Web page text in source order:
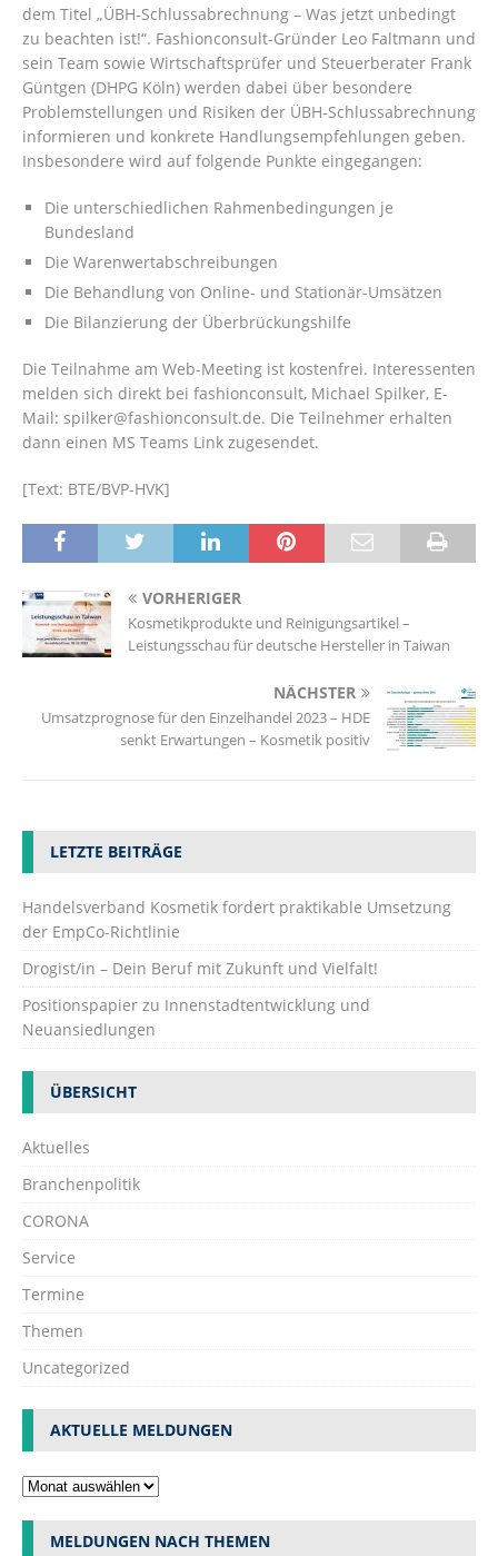
dem Titel „ÜBH-Schlussabrechnung – Was jetzt unbedingt
zu beachten ist!“. Fashionconsult-Gründer Leo Faltmann und
sein Team sowie Wirtschaftsprüfer und Steuerberater Frank
Güntgen (DHPG Köln) werden dabei über besondere
Problemstellungen und Risiken der ÜBH-Schlussabrechnung
informieren und konkrete Handlungsempfehlungen geben.
Insbesondere wird auf folgende Punkte eingegangen:
Die unterschiedlichen Rahmenbedingungen je
Bundesland
Die Warenwertabschreibungen
Die Behandlung von Online- und Stationär-Umsätzen
Die Bilanzierung der Überbrückungshilfe
Die Teilnahme am Web-Meeting ist kostenfrei. Interessenten
melden sich direkt bei fashionconsult, Michael Spilker, E-
Mail: spilker@fashionconsult.de. Die Teilnehmer erhalten
dann einen MS Teams Link zugesendet.
[Text: BTE/BVP-HVK]
VORHERIGER
Kosmetikprodukte und Reinigungsartikel –
Leistungsschau für deutsche Hersteller in Taiwan
NÄCHSTER
Umsatzprognose für den Einzelhandel 2023 – HDE
senkt Erwartungen – Kosmetik positiv
LETZTE BEITRÄGE
Handelsverband Kosmetik fordert praktikable Umsetzung
der EmpCo-Richtlinie
Drogist/in – Dein Beruf mit Zukunft und Vielfalt!
Positionspapier zu Innenstadtentwicklung und
Neuansiedlungen
ÜBERSICHT
Aktuelles
Branchenpolitik
CORONA
Service
Termine
Themen
Uncategorized
AKTUELLE MELDUNGEN
MELDUNGEN NACH THEMEN